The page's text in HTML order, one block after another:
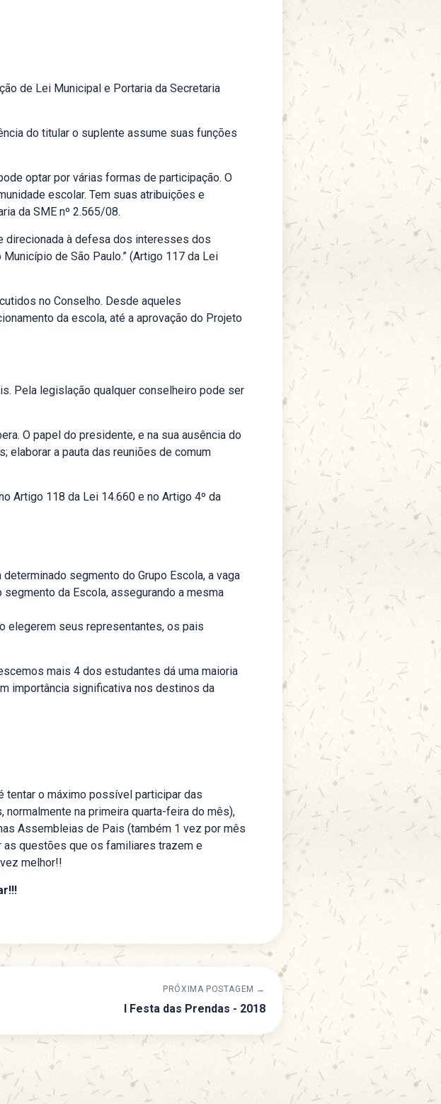
de Lei Municipal e Portaria da Secretaria
do titular o suplente assume suas funções
optar por várias formas de participação. O
escolar. Tem suas atribuições e
da SME nº 2.565/08.
direcionada à defesa dos interesses dos
de São Paulo.” (Artigo 117 da Lei
no Conselho. Desde aqueles
da escola, até a aprovação do Projeto
Pela legislação qualquer conselheiro pode ser
O papel do presidente, e na sua ausência do
elaborar a pauta das reuniões de comum
Artigo 118 da Lei 14.660 e no Artigo 4º da
segmento do Grupo Escola, a vaga
da Escola, assegurando a mesma
elegerem seus representantes, os pais
mais 4 dos estudantes dá uma maioria
importância significativa nos destinos da
tentar o máximo possível participar das
na primeira quarta-feira do mês),
Assembleias de Pais (também 1 vez por mês
as questões que os familiares trazem e
melhor!!
PRÓXIMA POSTAGEM →
I Festa das Prendas - 2018